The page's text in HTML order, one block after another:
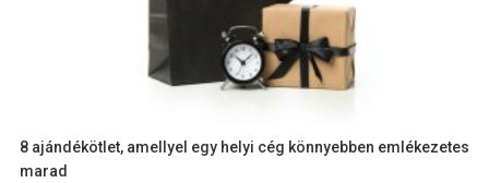
8 ajándékötlet, amellyel egy helyi cég könnyebben emlékezetes
marad